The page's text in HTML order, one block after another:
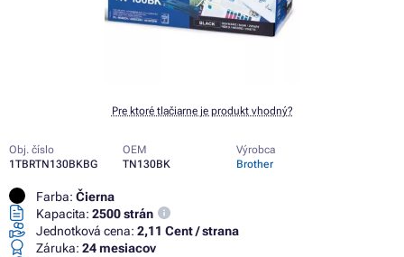
Pre ktoré tlačiarne je produkt vhodný?
Obj. číslo
1TBRTN130BKBG
OEM
TN130BK
Výrobca
Brother
Farba: Čierna
Kapacita: 2500 strán
Jednotková cena: 2,11 Cent / strana
Záruka: 24 mesiacov